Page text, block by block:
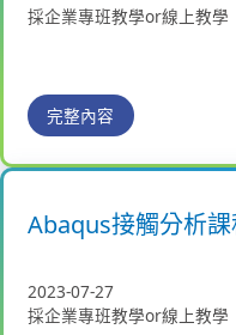
採企業專班教學or線上教學
完整內容
Abaqus接觸分析
2023-07-27
採企業專班教學or線上教學